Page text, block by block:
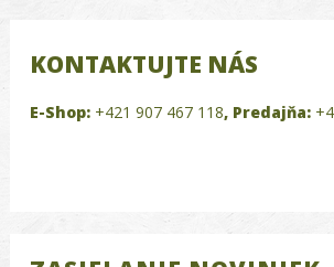
KONTAKTUJTE NÁS
E-Shop: +421 907 467 118, Predajňa: